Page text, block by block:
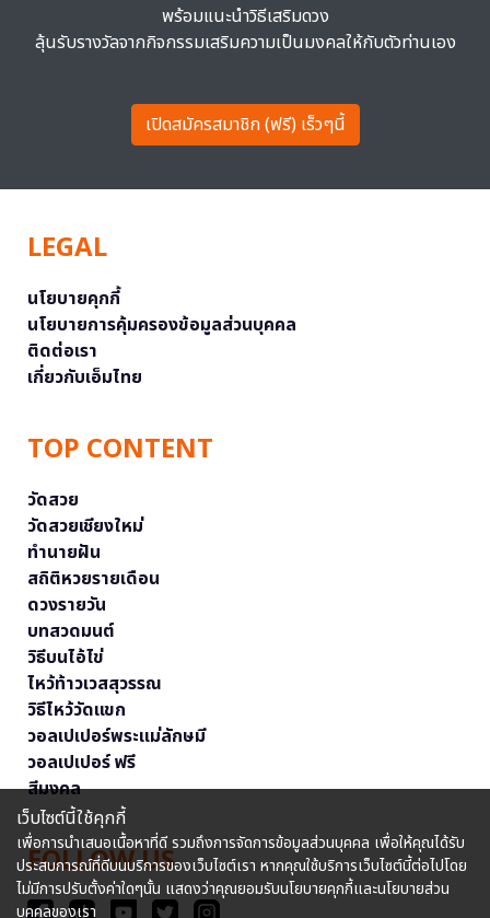
พร้อมแนะนำวิธีเสริมดวง
ลุ้นรับรางวัลจากกิจกรรมเสริมความเป็นมงคลให้กับตัวท่านเอง
เปิดสมัครสมาชิก (ฟรี) เร็วๆนี้
LEGAL
นโยบายคุกกี้
นโยบายการคุ้มครองข้อมูลส่วนบุคคล
ติดต่อเรา
เกี่ยวกับเอ็มไทย
TOP CONTENT
วัดสวย
วัดสวยเชียงใหม่
ทำนายฝัน
สถิติหวยรายเดือน
ดวงรายวัน
บทสวดมนต์
วิธีบนไอ้ไข่
ไหว้ท้าวเวสสุวรรณ
วิธีไหว้วัดแขก
วอลเปเปอร์พระแม่ลักษมี
วอลเปเปอร์ ฟรี
สีมงคล
FOLLOW US
เว็บไซต์นี้ใช้คุกกี้
เพื่อการนำเสนอเนื้อหาที่ดี รวมถึงการจัดการข้อมูลส่วนบุคคล เพื่อให้คุณได้รับ
ประสบการณ์ที่ดีบนบริการของเว็บไซต์เรา หากคุณใช้บริการเว็บไซต์นี้ต่อไปโดย
ไม่มีการปรับตั้งค่าใดๆนั้น แสดงว่าคุณยอมรับนโยบายคุกกี้และนโยบายส่วน
บุคคลของเรา